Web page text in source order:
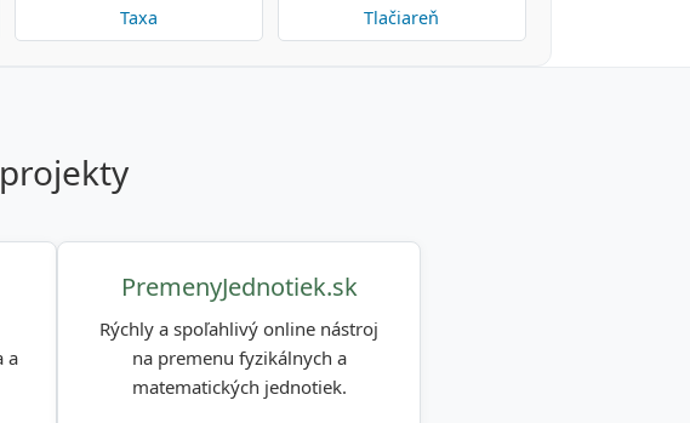
Taxa Tlačiareň
a
PremenyJednotiek.sk
Rýchly a spoľahlivý online nástroj
na premenu fyzikálnych a
matematických jednotiek.